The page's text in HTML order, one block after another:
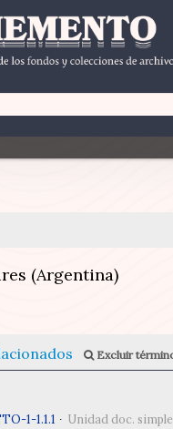
(Argentina)
Excluir
1-1.1.1 Unidad doc. simple